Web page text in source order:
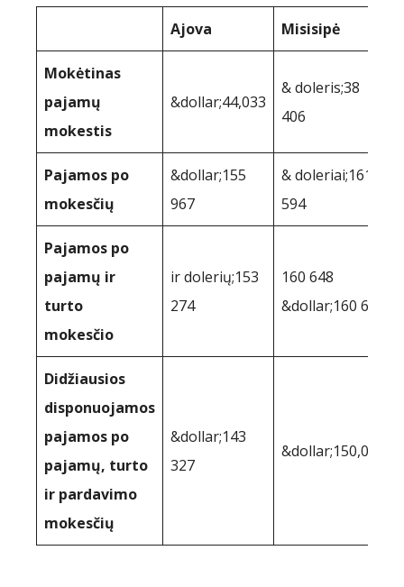
Ajova Misisipė
Mokėtinas
pajamų
mokestis
&dollar;44,033
& doleris;38
406
Pajamos po
mokesčių
&dollar;155
967
& doleriai;161
594
Pajamos po
pajamų ir
turto
mokesčio
ir dolerių;153
274
160 648
&dollar;160 648
Didžiausios
disponuojamos
pajamos po
pajamų, turto
ir pardavimo
mokesčių
&dollar;143
327
&dollar;150,040